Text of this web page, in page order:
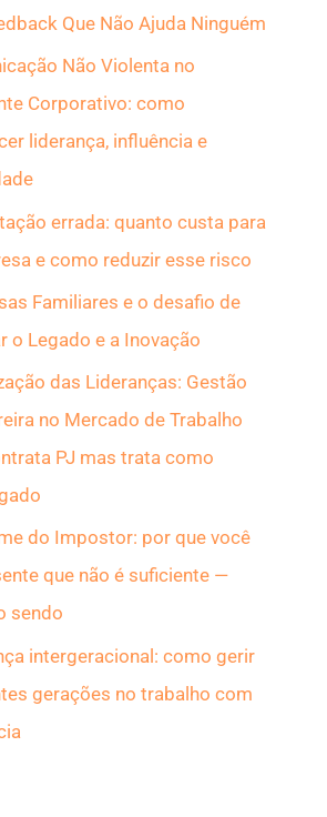
Que Não Ajuda Ninguém
Não Violenta no
Corporativo: como
liderança, influência e
errada: quanto custa para
e como reduzir esse risco
Familiares e o desafio de
o Legado e a Inovação
das Lideranças: Gestão
no Mercado de Trabalho
PJ mas trata como
do Impostor: por que você
que não é suficiente —
sendo
intergeracional: como gerir
gerações no trabalho com